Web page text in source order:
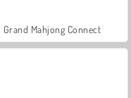
Grand Mahjong Connect